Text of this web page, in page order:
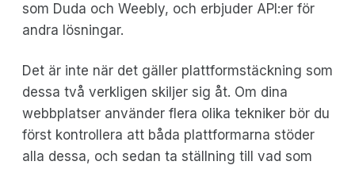
som Duda och Weebly, och erbjuder API:er för
andra lösningar.
Det är inte när det gäller plattformstäckning som
dessa två verkligen skiljer sig åt. Om dina
webbplatser använder flera olika tekniker bör du
först kontrollera att båda plattformarna stöder
alla dessa, och sedan ta ställning till vad som